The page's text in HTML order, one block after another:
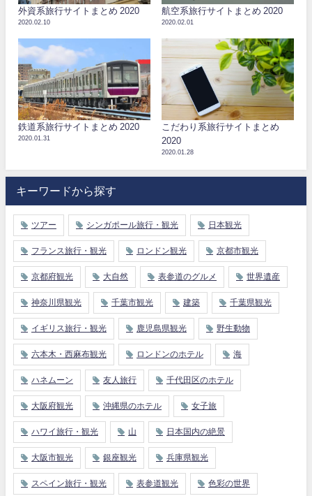
外資系旅行サイトまとめ 2020
2020.02.10
航空系旅行サイトまとめ 2020
2020.02.01
鉄道系旅行サイトまとめ 2020
2020.01.31
こだわり系旅行サイトまとめ
2020
2020.01.28
キーワードから探す
ツアー シンガポール旅行・観光 日本観光
フランス旅行・観光 ロンドン観光 京都市観光
京都府観光 大自然 表参道のグルメ 世界遺産
神奈川県観光 千葉市観光 建築 千葉県観光
イギリス旅行・観光 鹿児島県観光 野生動物
六本木・西麻布観光 ロンドンのホテル 海
ハネムーン 友人旅行 千代田区のホテル
大阪府観光 沖縄県のホテル 女子旅
ハワイ旅行・観光 山 日本国内の絶景
大阪市観光 銀座観光 兵庫県観光
スペイン旅行・観光 表参道観光 色彩の世界